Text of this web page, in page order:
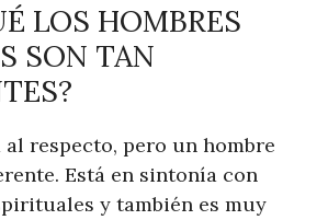
LOS HOMBRES
SON TAN
al respecto, pero un hombre
Está en sintonía con
y también es muy